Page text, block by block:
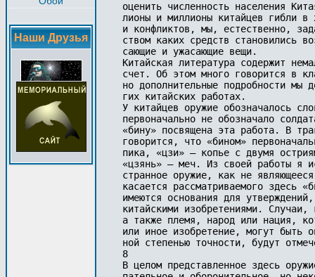
Наши Друзья
оценить численность населения
лионы и миллионы китайцев гибли
и конфликтов, мы, естественно,
ством каких средств становились
сающие и ужасающие вещи.
Китайская литература содержит
счет. Об этом много говорится в
но дополнительные подробности мы
гих китайских работах.
У китайцев оружие обозначалось
первоначально не обозначало
«бину» посвящена эта работа. В
говорится, что «бином»
пика, «цзи» — копье с двумя
«цзянь» — меч. Из своей работы я
странное оружие, как не
касается рассматриваемого здесь
имеются основания для
китайскими изобретениями.
а также племя, народ или нация,
или иное изобретение, могут быть
ной степенью точности, будут
8
В целом представленное здесь